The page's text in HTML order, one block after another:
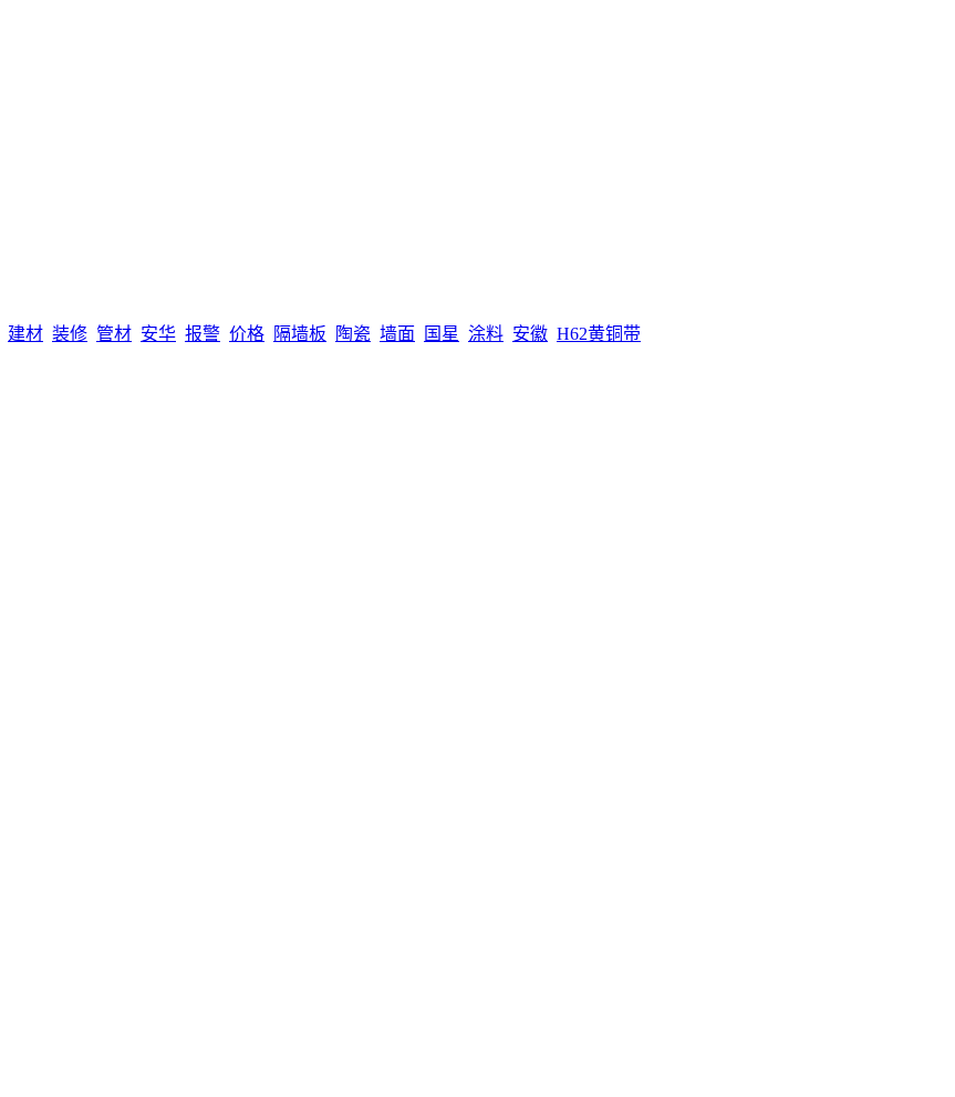
建材 装修 管材 安华 报警 价格 隔墙板 陶瓷 墙面 国星 涂料 安徽 H62黄铜带